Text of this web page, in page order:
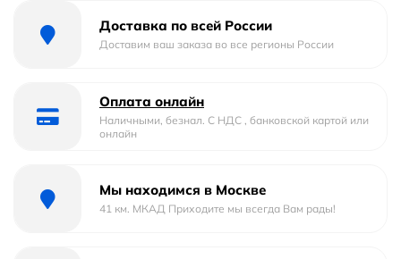
Форма овальная
Страна бренда Россия
Глубина
Доставка по всей России
Доставим ваш заказа во все регионы России
Оплата онлайн
Наличными, безнал. С НДС , банковской картой или
онлайн
Мы находимся в Москве
41 км. МКАД Приходите мы всегда Вам рады!